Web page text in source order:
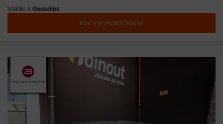
Visible à Gosselies
Voir ce motorhome.